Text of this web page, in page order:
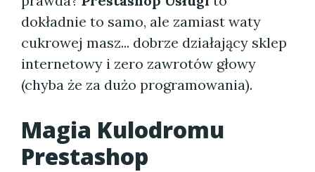
dokładnie to samo, ale zamiast waty
cukrowej masz... dobrze działający sklep
internetowy i zero zawrotów głowy
(chyba że za dużo programowania).
Magia Kulodromu
Prestashop